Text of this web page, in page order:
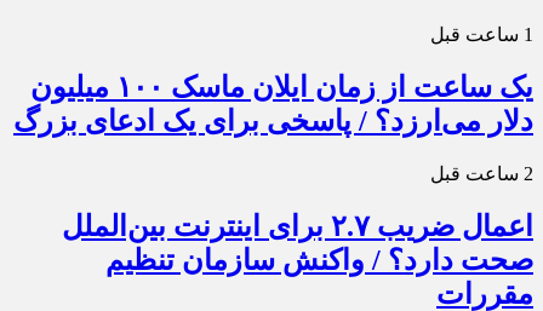
1 ساعت قبل
یک ساعت از زمان ایلان ماسک ۱۰۰ میلیون
دلار می‌ارزد؟ / پاسخی برای یک ادعای بزرگ
2 ساعت قبل
اعمال ضریب ۲.۷ برای اینترنت بین‌الملل
صحت دارد؟ / واکنش سازمان تنظیم
مقررات